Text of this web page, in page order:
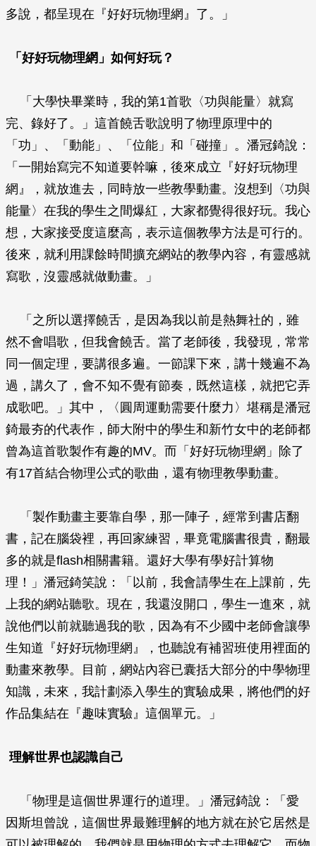
多說，都呈現在『好好玩物理網』了。」
「好好玩物理網」如何好玩？
「大學快畢業時，我的第1首歌〈功與能量〉就寫
完、錄好了。」這首饒舌歌說明了物理原理中的
「功」、「動能」、「位能」和「碰撞」。潘冠錡說：
「一開始寫完不知道要幹嘛，後來成立『好好玩物理
網』，就放進去，同時放一些教學動畫。沒想到〈功與
能量〉在我的學生之間爆紅，大家都覺得很好玩。我心
想，大家接受度這麼高，表示這個教學方法是可行的。
後來，就利用課餘時間擴充網站的教學內容，有靈感就
寫歌，沒靈感就做動畫。」
「之所以選擇饒舌，是因為我以前是熱舞社的，雖
然不會唱歌，但我會饒舌。當了老師後，我發現，常常
同一個定理，要講很多遍。一節課下來，講十幾遍不為
過，講久了，會不知不覺有節奏，既然這樣，就把它弄
成歌吧。」其中，〈圓周運動需要什麼力〉堪稱是潘冠
錡最夯的代表作，師大附中的學生和新竹女中的老師都
曾為這首歌製作有趣的MV。而「好好玩物理網」除了
有17首結合物理公式的歌曲，還有物理教學動畫。
「製作動畫主要靠自學，那一陣子，經常到書店翻
書，記在腦袋裡，再回家練習，畢竟電腦書很貴，翻最
多的就是flash相關書籍。還好大學有學好計算物
理！」潘冠錡笑說：「以前，我會請學生在上課前，先
上我的網站聽歌。現在，我還沒開口，學生一進來，就
說他們以前就聽過我的歌，因為有不少國中老師會讓學
生知道『好好玩物理網』，也聽說有補習班使用裡面的
動畫來教學。目前，網站內容已囊括大部分的中學物理
知識，未來，我計劃添入學生的實驗成果，將他們的好
作品集結在『趣味實驗』這個單元。」
理解世界也認識自己
「物理是這個世界運行的道理。」潘冠錡說：「愛
因斯坦曾說，這個世界最難理解的地方就在於它居然是